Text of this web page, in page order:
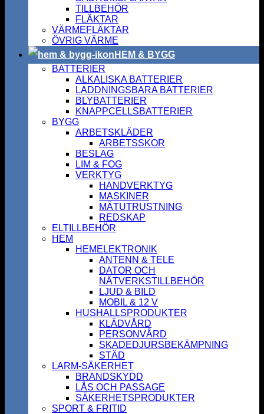
TILLBEHÖR
FLÄKTAR
VÄRMEFLÄKTAR
ÖVRIG VÄRME
HEM & BYGG
BATTERIER
ALKALISKA BATTERIER
LADDNINGSBARA BATTERIER
BLYBATTERIER
KNAPPCELLSBATTERIER
BYGG
ARBETSKLÄDER
ARBETSSKOR
BESLAG
LIM & FOG
VERKTYG
HANDVERKTYG
MASKINER
MÄTUTRUSTNING
REDSKAP
ELTILLBEHÖR
HEM
HEMELEKTRONIK
ANTENN & TELE
DATOR OCH
NÄTVERKSTILLBEHÖR
LJUD & BILD
MOBIL & 12 V
HUSHALLSPRODUKTER
KLÄDVÅRD
PERSONVÅRD
SKADEDJURSBEKÄMPNING
STÄD
LARM-SÄKERHET
BRANDSKYDD
LÅS OCH PASSAGE
SÄKERHETSPRODUKTER
SPORT & FRITID